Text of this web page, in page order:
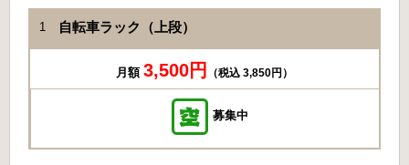
1 自転車ラック（上段）
月額 3,500円 （税込 3,850円）
募集中